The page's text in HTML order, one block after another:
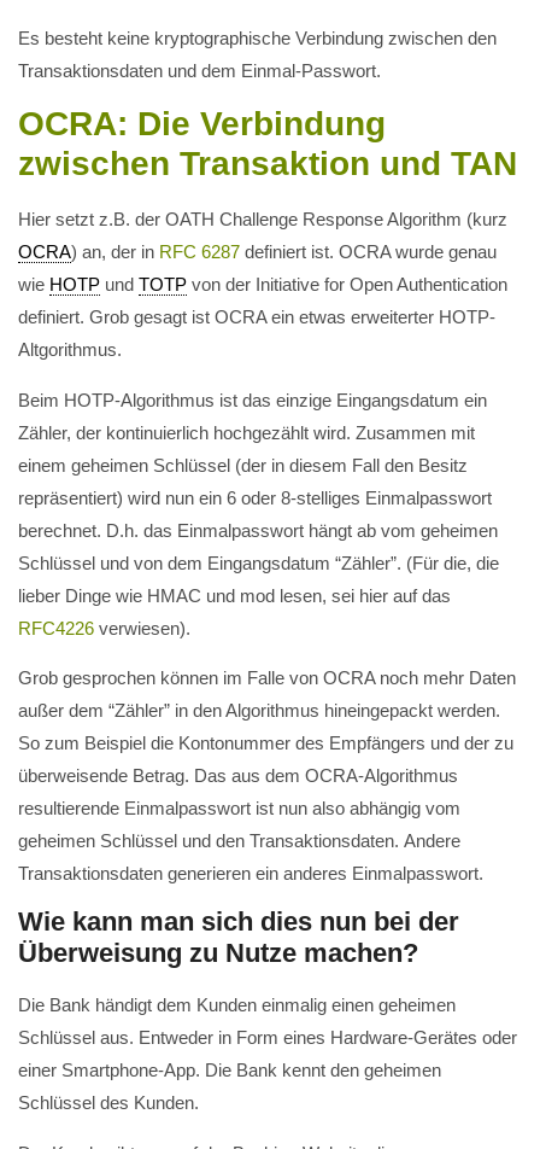
Es besteht keine kryptographische Verbindung zwischen den
Transaktionsdaten und dem Einmal-Passwort.
OCRA: Die Verbindung
zwischen Transaktion und TAN
Hier setzt z.B. der OATH Challenge Response Algorithm (kurz
OCRA) an, der in RFC 6287 definiert ist. OCRA wurde genau
wie HOTP und TOTP von der Initiative for Open Authentication
definiert. Grob gesagt ist OCRA ein etwas erweiterter HOTP-
Altgorithmus.
Beim HOTP-Algorithmus ist das einzige Eingangsdatum ein
Zähler, der kontinuierlich hochgezählt wird. Zusammen mit
einem geheimen Schlüssel (der in diesem Fall den Besitz
repräsentiert) wird nun ein 6 oder 8-stelliges Einmalpasswort
berechnet. D.h. das Einmalpasswort hängt ab vom geheimen
Schlüssel und von dem Eingangsdatum “Zähler”. (Für die, die
lieber Dinge wie HMAC und mod lesen, sei hier auf das
RFC4226 verwiesen).
Grob gesprochen können im Falle von OCRA noch mehr Daten
außer dem “Zähler” in den Algorithmus hineingepackt werden.
So zum Beispiel die Kontonummer des Empfängers und der zu
überweisende Betrag. Das aus dem OCRA-Algorithmus
resultierende Einmalpasswort ist nun also abhängig vom
geheimen Schlüssel und den Transaktionsdaten. Andere
Transaktionsdaten generieren ein anderes Einmalpasswort.
Wie kann man sich dies nun bei der
Überweisung zu Nutze machen?
Die Bank händigt dem Kunden einmalig einen geheimen
Schlüssel aus. Entweder in Form eines Hardware-Gerätes oder
einer Smartphone-App. Die Bank kennt den geheimen
Schlüssel des Kunden.